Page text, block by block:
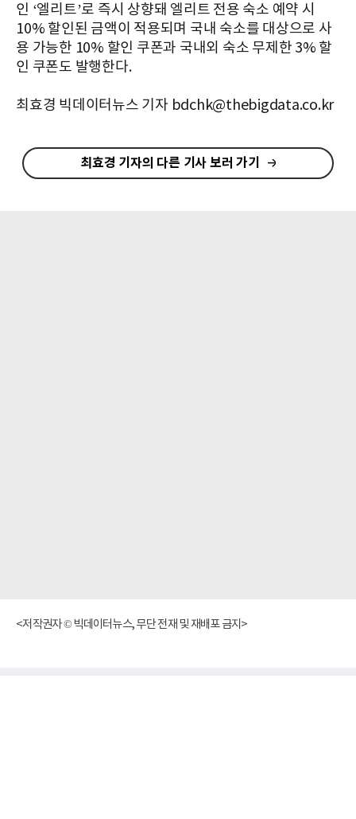
인 ‘엘리트’로 즉시 상향돼 엘리트 전용 숙소 예약 시
10% 할인된 금액이 적용되며 국내 숙소를 대상으로 사
용 가능한 10% 할인 쿠폰과 국내외 숙소 무제한 3% 할
인 쿠폰도 발행한다.
최효경 빅데이터뉴스 기자 bdchk@thebigdata.co.kr
최효경 기자의 다른 기사 보러 가기
<저작권자 © 빅데이터뉴스, 무단 전재 및 재배포 금지>